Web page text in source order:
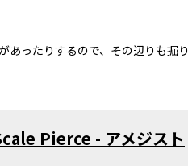
あったりするので、その辺りも掘
Pierce - アメジスト